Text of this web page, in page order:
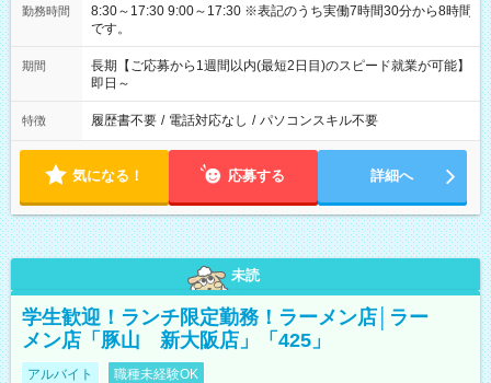
勤務時間
8:30～17:30 9:00～17:30 ※表記のうち実働7時間30分から8時間
です。
期間
長期【ご応募から1週間以内(最短2日目)のスピード就業が可能】
即日～
特徴 履歴書不要 / 電話対応なし / パソコンスキル不要
気になる！ 応募する 詳細へ
未読
学生歓迎！ランチ限定勤務！ラーメン店│ラー
メン店「豚山 新大阪店」「425」
アルバイト 職種未経験OK